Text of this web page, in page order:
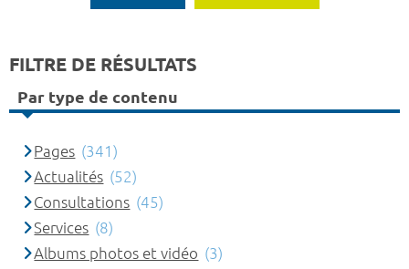
FILTRE DE RÉSULTATS
Par type de contenu
Pages (341)
Actualités (52)
Consultations (45)
Services (8)
Albums photos et vidéo (3)